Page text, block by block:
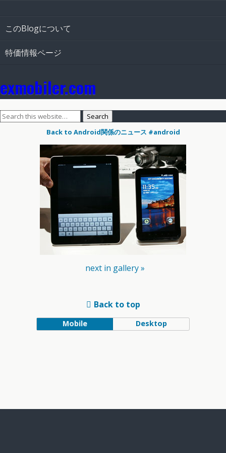
このBlogについて
特価情報ページ
exmobiler.com
Back to Android関係のニュース #android
next in gallery »
Back to top
Mobile Desktop